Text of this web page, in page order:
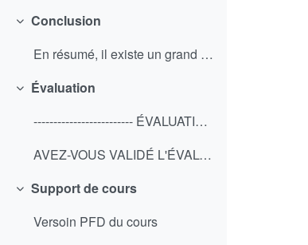
Replier
Conclusion
En résumé, il existe un grand panel d’outils de vi...
Replier
Évaluation
------------------------- ÉVALUATION FINALE Vérifi...
AVEZ-VOUS VALIDÉ L'ÉVALUATION FINALE ? Si vous ave...
Replier
Support de cours
Versoin PFD du cours